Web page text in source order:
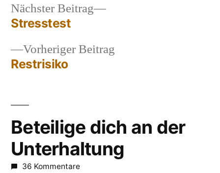
Beitragsnavigation
Vorheriger Beitrag
Restrisiko
Nächster Beitrag
Nächster
Stresstest
Beteilige dich an der
Unterhaltung
36 Kommentare